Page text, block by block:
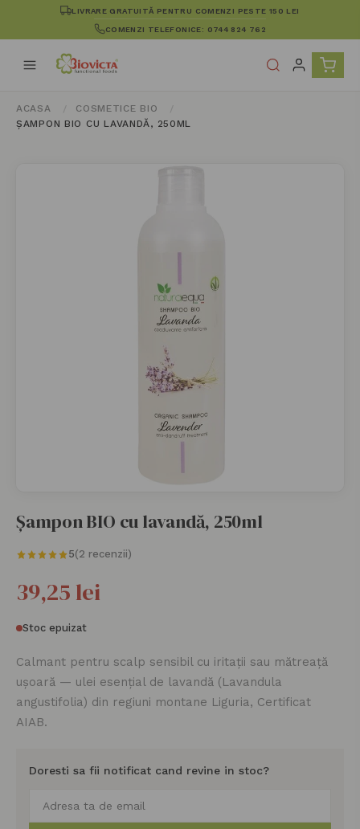
LIVRARE GRATUITĂ PENTRU COMENZI PESTE 150 LEI
COMENZI TELEFONICE: 0744 824 762
ACASA
COSMETICE BIO
ȘAMPON BIO CU LAVANDĂ, 250ML
Șampon BIO cu lavandă, 250ml
5(2 recenzii)
39,25 lei
Stoc epuizat
Calmant pentru scalp sensibil cu iritații sau mătreață
ușoară — ulei esențial de lavandă (Lavandula
angustifolia) din regiuni montane Liguria, Certificat
AIAB.
Doresti sa fii notificat cand revine in stoc?